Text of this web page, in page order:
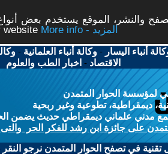
والنشر، الموقع يستخدم بعض
website
More info - المزيد
أنباء اليسار -وكالة أنباء العلمانية -
الاقتصاد - اخبار الطب والعلوم
لمؤسسة الحوار المتمدن
ديمقراطية، تطوعية وغير ربحية
مدني علماني ديمقراطي حديث يضمن
على جائزة ابن رشد للفكر الحر والتى
تقنية في تصفح الحوار المتمدن نرجو النقر